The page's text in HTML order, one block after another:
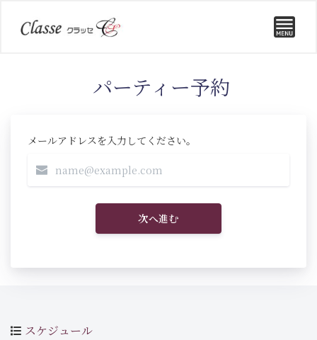
パーティー予約
メールアドレスを入力してください。
次へ進む
スケジュール